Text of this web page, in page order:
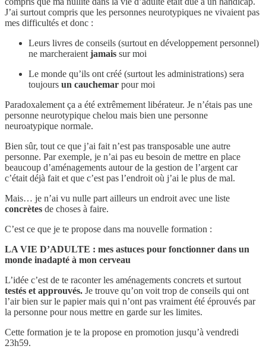
J’ai surtout compris que les personnes neurotypiques ne vivaient pas
mes difficultés et donc :
Leurs livres de conseils (surtout en développement personnel)
ne marcheraient jamais sur moi
Le monde qu’ils ont créé (surtout les administrations) sera
toujours un cauchemar pour moi
Paradoxalement ça a été extrêmement libérateur. Je n’étais pas une
personne neurotypique chelou mais bien une personne
neuroatypique normale.
Bien sûr, tout ce que j’ai fait n’est pas transposable une autre
personne. Par exemple, je n’ai pas eu besoin de mettre en place
beaucoup d’aménagements autour de la gestion de l’argent car
c’était déjà fait et que c’est pas l’endroit où j’ai le plus de mal.
Mais… je n’ai vu nulle part ailleurs un endroit avec une liste
concrètes de choses à faire.
C’est ce que je te propose dans ma nouvelle formation :
LA VIE D’ADULTE : mes astuces pour fonctionner dans un
monde inadapté à mon cerveau
L’idée c’est de te raconter les aménagements concrets et surtout
testés et approuvés. Je trouve qu’on voit trop de conseils qui ont
l’air bien sur le papier mais qui n’ont pas vraiment été éprouvés par
la personne pour nous mettre en garde sur les limites.
Cette formation je te la propose en promotion jusqu’à vendredi
23h59.